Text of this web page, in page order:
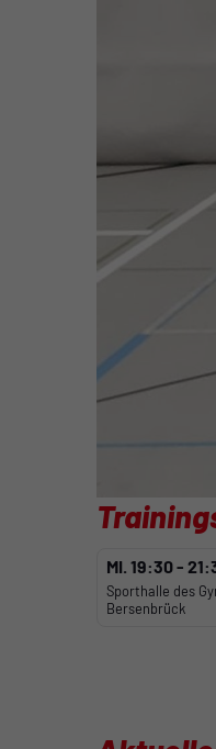
MI. 19:30 -
Sporthalle des
Bersenbrück